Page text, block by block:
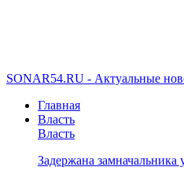
SONAR54.RU - Актуальные
Главная
Власть
Власть
Задержана